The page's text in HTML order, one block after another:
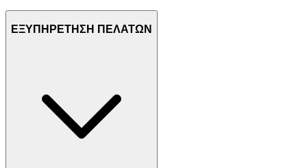
ΕΞΥΠΗΡΕΤΗΣΗ ΠΕΛΑΤΩΝ